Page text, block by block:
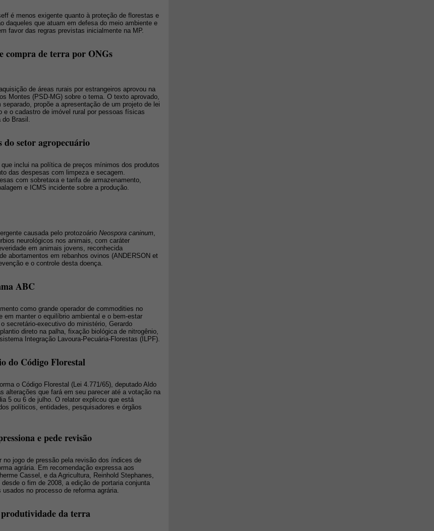
é menos exigente quanto à proteção de florestas e
daqueles que atuam em defesa do meio ambiente e
favor das regras previstas inicialmente na MP.
compra de terra por ONGs
de áreas rurais por estrangeiros aprovou na
Montes (PSD-MG) sobre o tema. O texto aprovado,
propõe a apresentação de um projeto de lei
e o cadastro de imóvel rural por pessoas físicas
do Brasil.
do setor agropecuário
inclui na política de preços mínimos dos produtos
das despesas com limpeza e secagem.
com sobretaxa e tarifa de armazenamento,
e ICMS incidente sobre a produção.
causada pelo protozoário Neospora caninum,
neurológicos nos animais, com caráter
em animais jovens, reconhecida
abortamentos em rebanhos ovinos (ANDERSON et
e o controle desta doença.
ABC
como grande operador de commodities no
em manter o equilíbrio ambiental e o bem-estar
secretário-executivo do ministério, Gerardo
direto na palha, fixação biológica de nitrogênio,
Integração Lavoura-Pecuária-Florestas (ILPF).
do Código Florestal
o Código Florestal (Lei 4.771/65), deputado Aldo
alterações que fará em seu parecer até a votação na
5 ou 6 de julho. O relator explicou que está
políticos, entidades, pesquisadores e órgãos
e pede revisão
jogo de pressão pela revisão dos índices de
agrária. Em recomendação expressa aos
Cassel, e da Agricultura, Reinhold Stephanes,
o fim de 2008, a edição de portaria conjunta
no processo de reforma agrária.
produtividade da terra